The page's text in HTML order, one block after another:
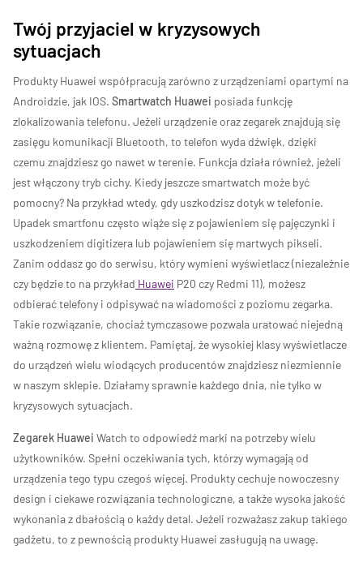
Twój przyjaciel w kryzysowych
sytuacjach
Produkty Huawei współpracują zarówno z urządzeniami opartymi na
Androidzie, jak IOS. Smartwatch Huawei posiada funkcję
zlokalizowania telefonu. Jeżeli urządzenie oraz zegarek znajdują się
zasięgu komunikacji Bluetooth, to telefon wyda dźwięk, dzięki
czemu znajdziesz go nawet w terenie. Funkcja działa również, jeżeli
jest włączony tryb cichy. Kiedy jeszcze smartwatch może być
pomocny? Na przykład wtedy, gdy uszkodzisz dotyk w telefonie.
Upadek smartfonu często wiąże się z pojawieniem się pajęczynki i
uszkodzeniem digitizera lub pojawieniem się martwych pikseli.
Zanim oddasz go do serwisu, który wymieni wyświetlacz (niezależnie
czy będzie to na przykład Huawei P20 czy Redmi 11), możesz
odbierać telefony i odpisywać na wiadomości z poziomu zegarka.
Takie rozwiązanie, chociaż tymczasowe pozwala uratować niejedną
ważną rozmowę z klientem. Pamiętaj, że wysokiej klasy wyświetlacze
do urządzeń wielu wiodących producentów znajdziesz niezmiennie
w naszym sklepie. Działamy sprawnie każdego dnia, nie tylko w
kryzysowych sytuacjach.
Zegarek Huawei Watch to odpowiedź marki na potrzeby wielu
użytkowników. Spełni oczekiwania tych, którzy wymagają od
urządzenia tego typu czegoś więcej. Produkty cechuje nowoczesny
design i ciekawe rozwiązania technologiczne, a także wysoka jakość
wykonania z dbałością o każdy detal. Jeżeli rozważasz zakup takiego
gadżetu, to z pewnością produkty Huawei zasługują na uwagę.